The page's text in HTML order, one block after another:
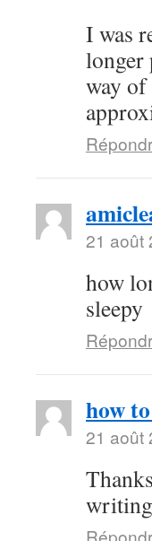
I was
longer
way of
21 août
how
sleepy
how
21 août